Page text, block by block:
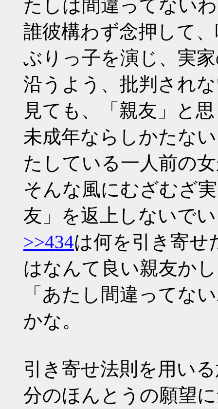
たしは間違ってない
誰彼構わず念押して
ぶりっ子を演じ、実
沿うよう、批判され
見ても、「親友」と
未成年ならしかたな
たしている一人前の
そんな風にむざむざ
友」を返上しないで
>>434は何を引き寄せ
はなんて良い親友か
「あたし間違ってな
かな。
引き寄せ法則を用い
分のほんとうの願望